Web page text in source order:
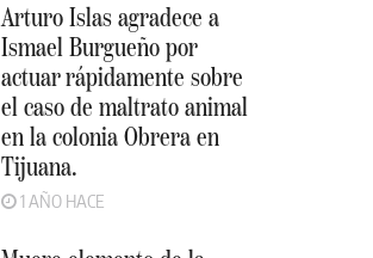
Arturo Islas agradece a
Ismael Burgueño por
actuar rápidamente sobre
el caso de maltrato animal
en la colonia Obrera en
Tijuana.
1 AÑO HACE